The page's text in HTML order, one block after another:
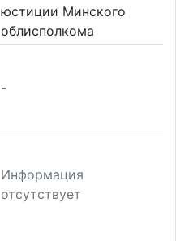
юстиции Минского
облисполкома
-
Информация
отсутствует